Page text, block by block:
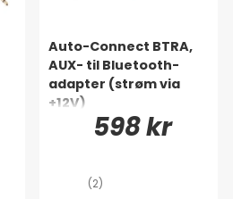
Auto-Connect BTRA,
AUX- til Bluetooth-
adapter (strøm via
+12V)
598 kr
(2)